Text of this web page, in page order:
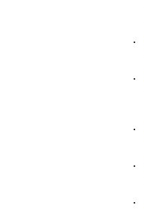
・
・
・
・
・